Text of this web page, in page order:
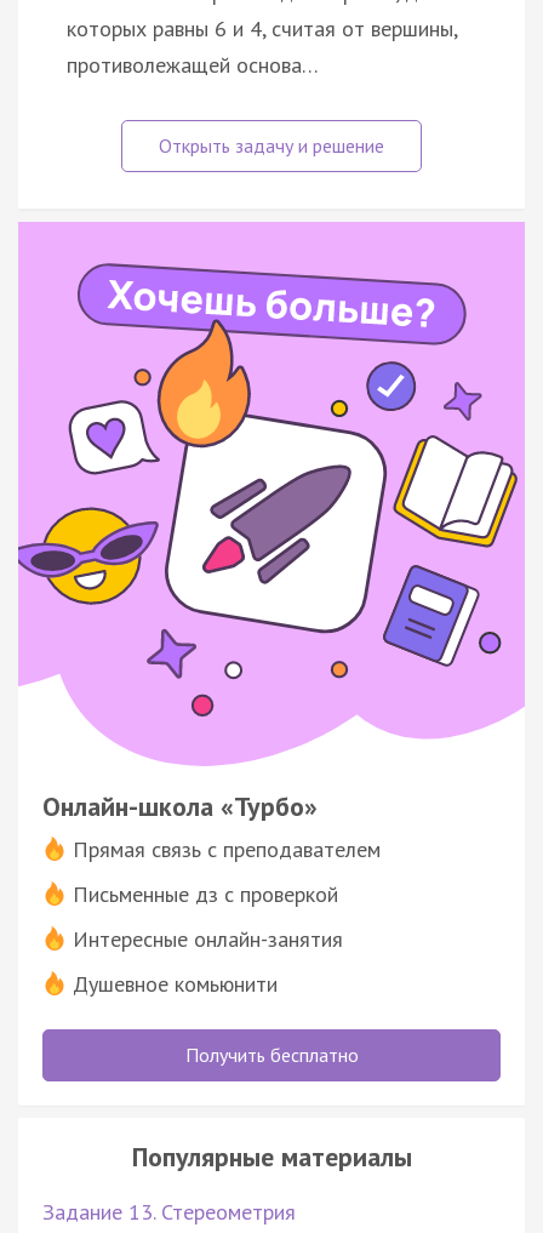
которых равны 6 и 4, считая от вершины,
противолежащей основа…
Онлайн-школа «Турбо»
Прямая связь с преподавателем
Письменные дз с проверкой
Интересные онлайн-занятия
Душевное комьюнити
Получить бесплатно
Популярные материалы
Задание 13. Стереометрия